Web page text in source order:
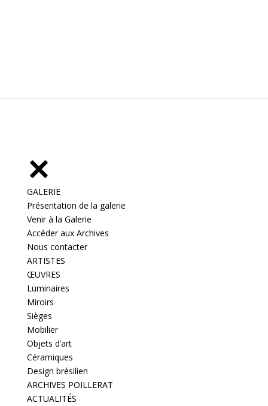
GALERIE
Présentation de la galerie
Venir à la Galerie
Accéder aux Archives
Nous contacter
ARTISTES
ŒUVRES
Luminaires
Miroirs
Sièges
Mobilier
Objets d’art
Céramiques
Design brésilien
ARCHIVES POILLERAT
ACTUALITÉS